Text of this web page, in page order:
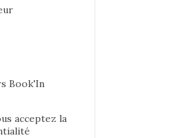
Book'In
acceptez la